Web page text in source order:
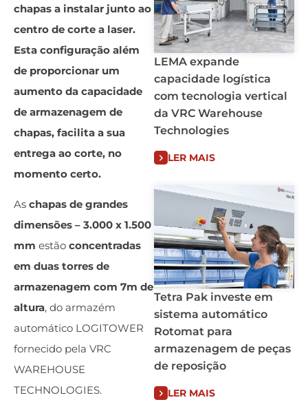
chapas a instalar junto ao
centro de corte a laser.
Esta configuração além
de proporcionar um
aumento da capacidade
de armazenagem de
chapas, facilita a sua
entrega ao corte, no
momento certo.
As chapas de grandes
dimensões – 3.000 x 1.500
mm estão concentradas
em duas torres de
armazenagem com 7m de
altura, do armazém
automático LOGITOWER
fornecido pela VRC
WAREHOUSE
TECHNOLOGIES.
LEMA expande
capacidade logística
com tecnologia vertical
da VRC Warehouse
Technologies
LER MAIS
Tetra Pak investe em
sistema automático
Rotomat para
armazenagem de peças
de reposição
LER MAIS